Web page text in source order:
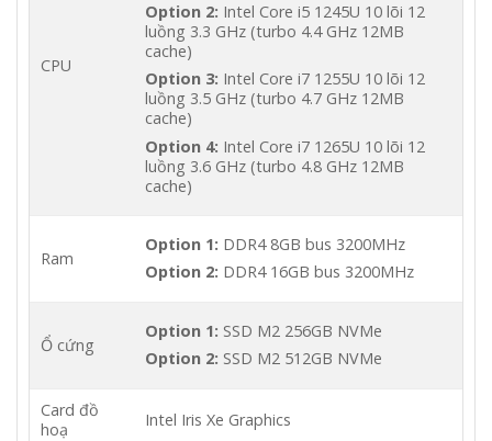
CPU
Option 2: Intel Core i5 1245U 10 lõi 12
luồng 3.3 GHz (turbo 4.4 GHz 12MB
cache)
Option 3: Intel Core i7 1255U 10 lõi 12
luồng 3.5 GHz (turbo 4.7 GHz 12MB
cache)
Option 4: Intel Core i7 1265U 10 lõi 12
luồng 3.6 GHz (turbo 4.8 GHz 12MB
cache)
Ram
Option 1: DDR4 8GB bus 3200MHz
Option 2: DDR4 16GB bus 3200MHz
Ổ cứng
Option 1: SSD M2 256GB NVMe
Option 2: SSD M2 512GB NVMe
Card đồ
hoạ
Intel Iris Xe Graphics